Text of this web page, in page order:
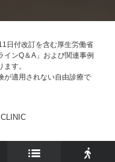
日付改訂を含む厚生労働省
ンQ＆A」および関連事例
す。
が適用されない自由診療で